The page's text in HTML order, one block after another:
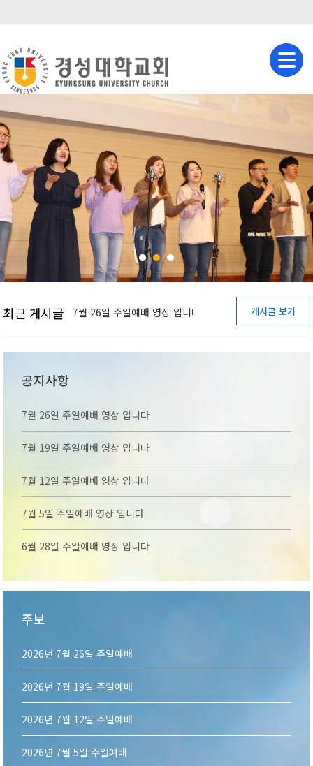
최근 게시글 7월 26일 주일예배 영상 입니다 게시글 보기
공지사항
7월 26일 주일예배 영상 입니다
7월 19일 주일예배 영상 입니다
7월 12일 주일예배 영상 입니다
7월 5일 주일예배 영상 입니다
6월 28일 주일예배 영상 입니다
주보
2026년 7월 26일 주일예배
2026년 7월 19일 주일예배
2026년 7월 12일 주일예배
2026년 7월 5일 주일예배